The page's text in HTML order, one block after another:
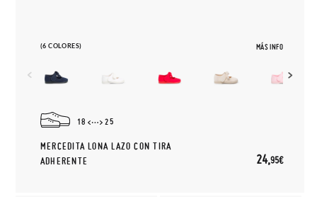
(6 COLORES) MÁS INFO
18 25
MERCEDITA LONA LAZO CON TIRA
ADHERENTE
24,95€